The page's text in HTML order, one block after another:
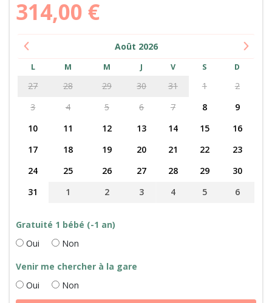
314,00 €
Août 2026
L M M J V S D
27 28 29 30 31 1
2
3
4 5 6 7 8
9
10
11 12 13 14 15
16
17
18 19 20 21 22
23
24
25 26 27 28 29
30
31
1 2 3 4 5 6
Gratuité 1 bébé (-1 an)
Oui
Non
Venir me chercher à la gare
Oui
Non